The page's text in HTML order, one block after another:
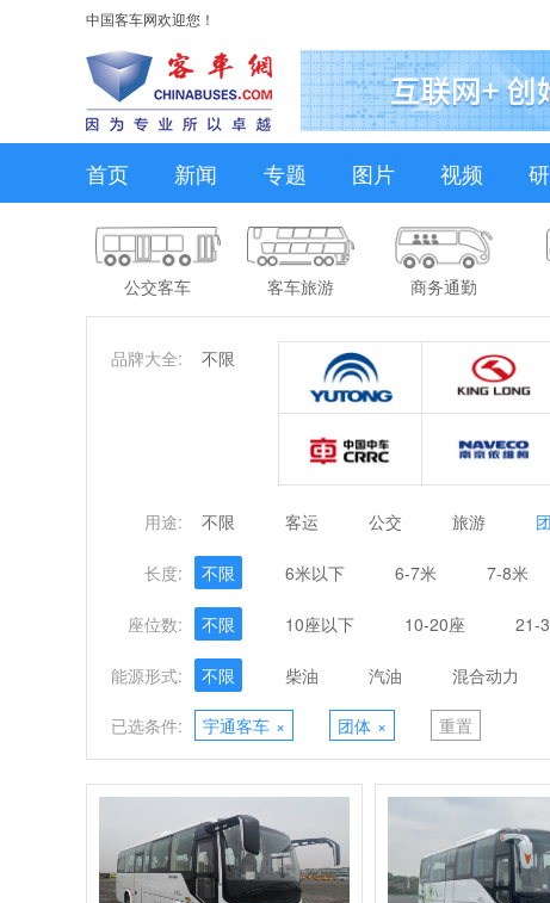
中国客车网欢迎您！
首页 新闻 专题 图片 视频
公交客车 客车旅游 商务通勤
品牌大全: 不限
用途: 不限 客运 公交 旅游
长度: 不限 6米以下 6-7米 7-8米
座位数: 不限 10座以下 10-20座 21-
能源形式: 不限 柴油 汽油 混合动力
已选条件: 宇通客车 × 团体 × 重置